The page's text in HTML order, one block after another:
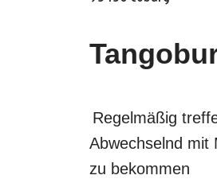
Regelmäßig
Abwechselnd mit
zu bekommen